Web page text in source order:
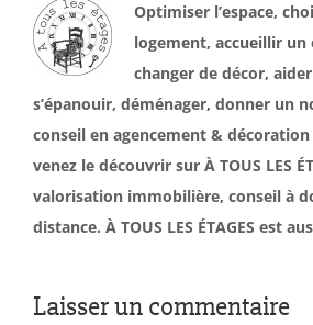
Optimiser l’espace,
logement, accueillir un
changer de décor,
s’épanouir, déménager, donner un
conseil en agencement &
venez le découvrir sur À TOUS LES
valorisation immobilière, conseil à
distance. À TOUS LES ÉTAGES est
Laisser un commentaire